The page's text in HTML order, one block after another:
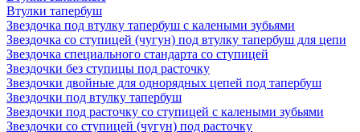
Втулки тапербуш
Звездочка под втулку тапербуш c калеными зубьями
Звездочка со ступицей (чугун) под втулку тапербуш для цепи
Звездочка специального стандарта со ступицей
Звездочки без ступицы под расточку
Звездочки двойные для однорядных цепей под тапербуш
Звездочки под втулку тапербуш
Звездочки под расточку со ступицей с калеными зубьями
Звездочки со ступицей (чугун) под расточку